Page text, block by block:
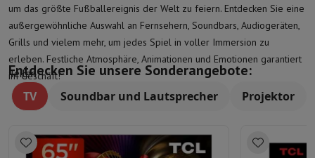
ÖfenBacköfen frei stehend
MikrowelleMikrowelle
Staubsaugenallen StaubsaugernSchlittenstaubsauger Stielsauger
Reinigen HochdruckreinigerFensterputzerMähroboter
Wäschepflege BügeleisenDampfbügelstationDampfbügeleisen
KlimaanlageMobile KlimaanlageLuftreinigerVentilatorAircooler
Einbaugeräte
Kühlen und Einfrieren
Einbau-Kombi Kühl-/GefrierschrankEinbau-
um das größte Fußballereignis der Welt zu feiern. Entdecken Sie eine
außergewöhnliche Auswahl an Fernsehern, Soundbars, Audiogeräten,
Grills und vielem mehr, um jedes Spiel in voller Immersion zu
erleben. Festliche Atmosphäre, Animationen und Emotionen garantiert
im Geschäft!
Teilen
Entdecken Sie unsere Sonderangebote:
TV Soundbar und Lautsprecher Projektor